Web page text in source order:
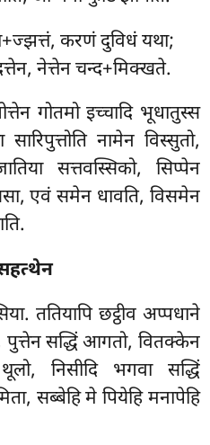
करणं दुविधं यथा;
नेत्तेन चन्द+मिक्खते.
गोतमो इच्चादि भूधातुस्स
नामेन विस्सुतो,
सत्तवस्सिको, सिप्पेन
एवं समेन धावति, विसमेन
ततियापि छट्ठीव अप्पधाने
पुत्तेन सद्धिं आगतो, वितक्केन
निसीदि भगवा सद्धिं
सब्बेहि मे पियेहि मनापेहि